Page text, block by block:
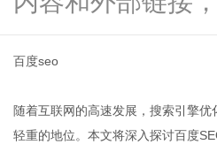
百度seo
随着互联网的高速发展，搜索引擎
轻重的地位。本文将深入探讨百度